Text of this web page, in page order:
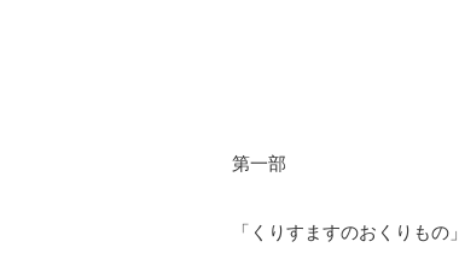
第一部
「くりすますのおくりもの」